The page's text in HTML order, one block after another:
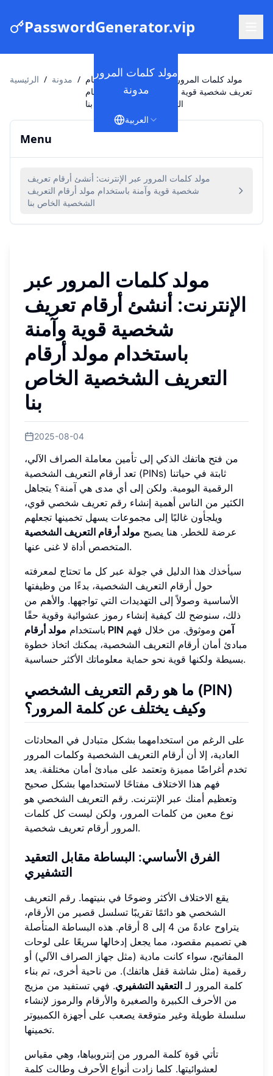
PasswordGenerator.vip
مولد كلمات المرور
مدونة
العربية
الرئيسية / مدونة / مولد كلمات المرور عبر الإنترنت: أنشئ أرقام
تعريف شخصية قوية وآمنة باستخدام مولد أرقام
التعريف الشخصية الخاص بنا
Menu
مولد كلمات المرور عبر الإنترنت: أنشئ أرقام تعريف
شخصية قوية وآمنة باستخدام مولد أرقام التعريف
الشخصية الخاص بنا
مولد كلمات المرور عبر
الإنترنت: أنشئ أرقام تعريف
شخصية قوية وآمنة
باستخدام مولد أرقام
التعريف الشخصية الخاص
بنا
2025-08-04
من فتح هاتفك الذكي إلى تأمين معاملة الصراف الآلي،
تعد أرقام التعريف الشخصية (PINs) ثابتة في حياتنا
الرقمية اليومية. ولكن إلى أي مدى هي آمنة؟ يتجاهل
الكثير من الناس أهمية إنشاء رقم تعريف شخصي قوي،
ويلجأون غالبًا إلى مجموعات يسهل تخمينها تجعلهم
عرضة للخطر. هنا يصبح مولد أرقام التعريف الشخصية
المتخصص أداة لا غنى عنها.
سيأخذك هذا الدليل في جولة عبر كل ما تحتاج لمعرفته
حول أرقام التعريف الشخصية، بدءًا من وظيفتها
الأساسية وصولاً إلى التهديدات التي تواجهها. والأهم من
ذلك، سنوضح لك كيفية إنشاء رموز عشوائية وقوية حقًا
باستخدام
مولد أرقام PIN آمن وموثوق. من خلال فهم
مبادئ أمان أرقام التعريف الشخصية، يمكنك اتخاذ خطوة
بسيطة ولكنها قوية نحو حماية معلوماتك الأكثر حساسية.
ما هو رقم التعريف الشخصي (PIN)
وكيف يختلف عن كلمة المرور؟
على الرغم من استخدامهما بشكل متبادل في المحادثات
العادية، إلا أن أرقام التعريف الشخصية وكلمات المرور
تخدم أغراضًا مميزة وتعتمد على مبادئ أمان مختلفة. يعد
فهم هذا الاختلاف مفتاحًا لاستخدامها بشكل صحيح
وتعظيم أمنك عبر الإنترنت. رقم التعريف الشخصي هو
نوع معين من كلمات المرور، ولكن ليست كل كلمات
المرور أرقام تعريف شخصية.
الفرق الأساسي: البساطة مقابل التعقيد
التشفيري
يقع الاختلاف الأكثر وضوحًا في بنيتهما. رقم التعريف
الشخصي هو دائمًا تقريبًا تسلسل قصير من الأرقام،
يتراوح عادةً من 4 إلى 8 أرقام. هذه البساطة المتأصلة
هي تصميم مقصود، مما يجعل إدخالها سريعًا على لوحات
المفاتيح، سواء كانت مادية (مثل جهاز الصراف الآلي) أو
رقمية (مثل شاشة قفل هاتفك). من ناحية أخرى، تم بناء
كلمة المرور لـ التعقيد التشفيري. فهي تستفيد من مزيج
من الأحرف الكبيرة والصغيرة والأرقام والرموز لإنشاء
سلسلة طويلة وغير متوقعة يصعب على أجهزة الكمبيوتر
تخمينها.
تأتي قوة كلمة المرور من إنتروبياها، وهي مقياس
لعشوائيتها. كلما زادت أنواع الأحرف وطالت كلمة